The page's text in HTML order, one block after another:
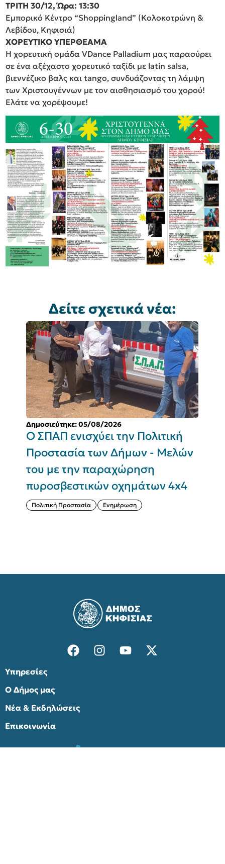
ΤΡΙΤΗ 30/12, Ώρα: 13:30
Εμπορικό Κέντρο “Shoppingland” (Κολοκοτρώνη &
Λεβίδου, Κηφισιά)
ΧΟΡΕΥΤΙΚΟ ΥΠΕΡΘΕΑΜΑ
Η χορευτική ομάδα VDance Palladium μας παρασύρει
σε ένα αξέχαστο χορευτικό ταξίδι με latin salsa,
βιεννέζικο βαλς και tango, συνδυάζοντας τη λάμψη
των Χριστουγέννων με τον αισθησιασμό του χορού!
Ελάτε να χορέψουμε!
Δείτε σχετικά νέα:
Δημοσιεύτηκε: 05/08/2026
Ο ΣΠΑΠ ενισχύει την Πολιτική
Προστασία των Δήμων - Μελών
του με την παραχώρηση
πυροσβεστικών οχημάτων 4x4
Πολιτική Προστασία Ενημέρωση
Υπηρεσίες
Ο Δήμος μας
Νέα & Εκδηλώσεις
Επικοινωνία